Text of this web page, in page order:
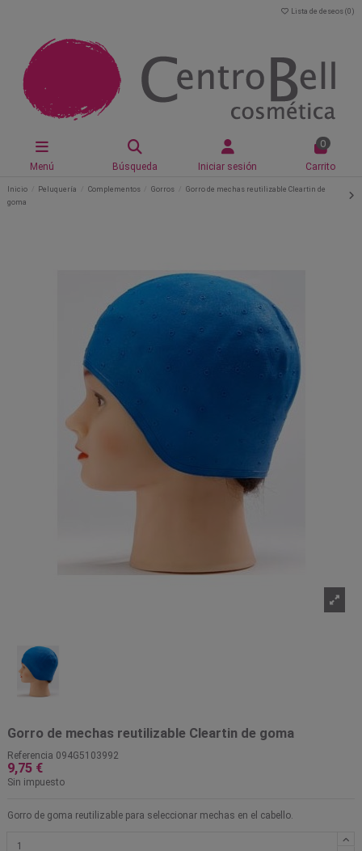
Lista de deseos (0 )
Menú Búsqueda Iniciar sesión
0
Carrito
Inicio Peluquería Complementos Gorros
Gorro de mechas reutilizable Cleartin de
goma
Gorro de mechas reutilizable Cleartin de goma
Referencia 094G5103992
9,75 €
Sin impuesto
Gorro de goma reutilizable para seleccionar mechas en el cabello.